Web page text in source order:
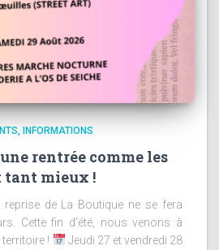
INFORMATIONS
une rentrée comme les
tant mieux !
de La Boutique ne se fera
Cette fin d’été, nous venons à
!
Jeudi 27 et vendredi 28